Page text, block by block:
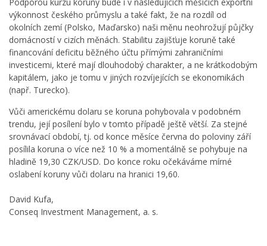
Podporou kurzu koruny bude i v následujících měsících exportní
výkonnost českého průmyslu a také fakt, že na rozdíl od
okolních zemí (Polsko, Maďarsko) naši měnu neohrožují půjčky
domácností v cizích měnách. Stabilitu zajišťuje koruně také
financování deficitu běžného účtu přímými zahraničními
investicemi, které mají dlouhodobý charakter, a ne krátkodobým
kapitálem, jako je tomu v jiných rozvíjejících se ekonomikách
(např. Turecko).
Vůči americkému dolaru se koruna pohybovala v podobném
trendu, její posílení bylo v tomto případě ještě větší. Za stejné
srovnávací období, tj. od konce měsíce června do poloviny září
posílila koruna o více než 10 % a momentálně se pohybuje na
hladině 19,30 CZK/USD. Do konce roku očekáváme mírné
oslabení koruny vůči dolaru na hranici 19,60.
David Kufa,
Conseq Investment Management, a. s.